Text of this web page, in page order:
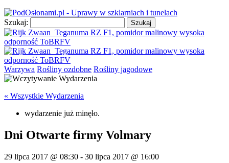
Szukaj:
Warzywa Rośliny ozdobne Rośliny jagodowe
« Wszystkie Wydarzenia
wydarzenie już minęło.
Dni Otwarte firmy Volmary
29 lipca 2017 @ 08:30 - 30 lipca 2017 @ 16:00